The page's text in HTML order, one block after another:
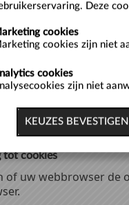
eigen cookies,
mogelijk te maken.
Service:
gebruik maken van
gebruik maken van
tot cookies
of uw webbrowser
Deze
cookies
cookies zijn niet
cookies
zijn niet